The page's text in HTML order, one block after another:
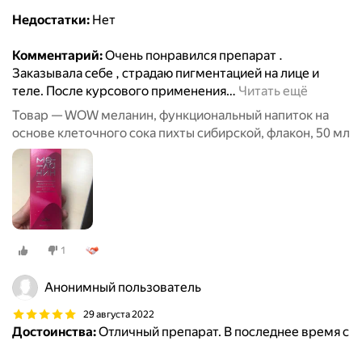
Недостатки: Нет
Комментарий:Очень понравился препарат .
Заказывала себе , страдаю пигментацией на лице и
теле. После курсового применения… Читать ещё
Товар — WOW меланин, функциональный напиток на
основе клеточного сока пихты сибирской, флакон, 50 мл
1
Анонимный пользователь
29 августа 2022
Достоинства:Отличный препарат. В последнее время с